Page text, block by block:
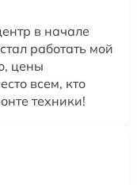
в начале
работать мой
цены
всем, кто
техники!